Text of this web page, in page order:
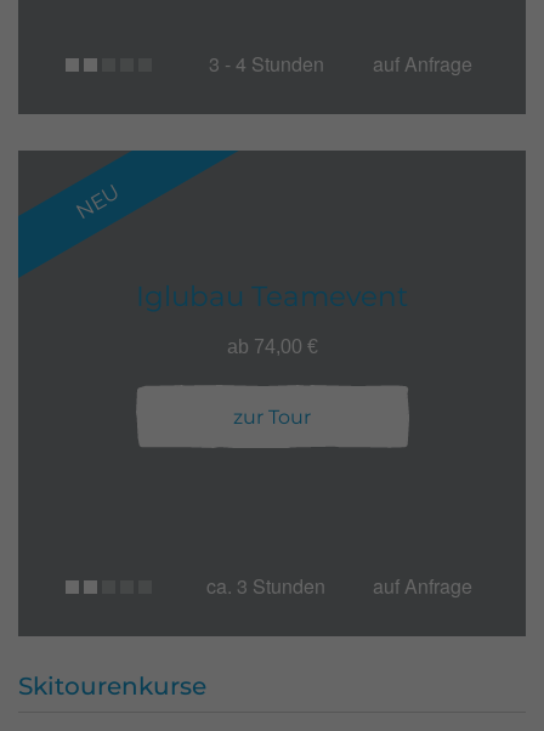
3 - 4 Stunden auf Anfrage
NEU
Iglubau Teamevent
ab 74,00 €
zur Tour
ca. 3 Stunden auf Anfrage
Skitourenkurse